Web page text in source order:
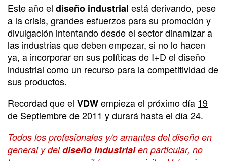
Este año el diseño industrial está derivando, pese
a la crisis, grandes esfuerzos para su promoción y
divulgación intentando desde el sector dinamizar a
las industrias que deben empezar, si no lo hacen
ya, a incorporar en sus políticas de I+D el diseño
industrial como un recurso para la competitividad de
sus productos.
Recordad que el VDWempieza el próximo día 19
de Septiembre de 2011 y durará hasta el día 24.
Todos los profesionales y/o amantes del diseño en
general y deldiseño industrialen particular, no